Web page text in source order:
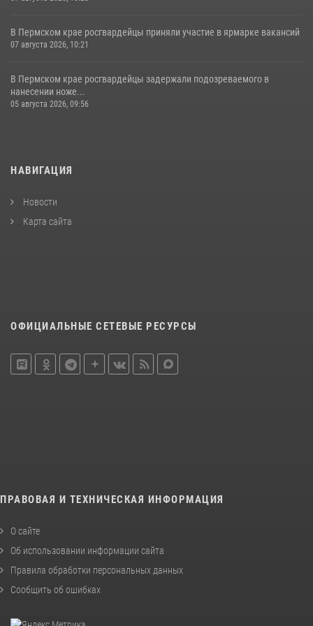
В Пермском крае росгвардейцы приняли участие в ярмарке вакансий
07 августа 2026, 10:21
В Пермском крае росгвардейцы задержали подозреваемого в
нанесении ноже...
05 августа 2026, 09:56
НАВИГАЦИЯ
Новости
Карта сайта
ОФИЦИАЛЬНЫЕ СЕТЕВЫЕ РЕСУРСЫ
ПРАВОВАЯ И ТЕХНИЧЕСКАЯ ИНФОРМАЦИЯ
О сайте
Об использовании информации сайта
Правила обработки персональных данных
Сообщить об ошибках